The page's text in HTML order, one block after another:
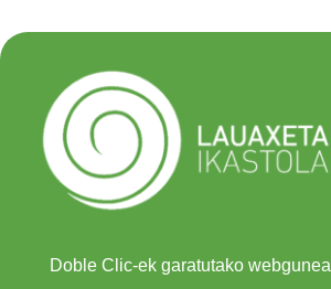
Doble Clic-ek garatutako webgunea